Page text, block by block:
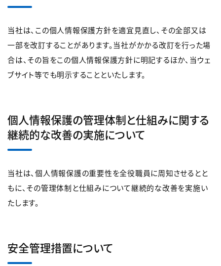
当社は、この個人情報保護方針を適宜見直し、その全部又は
一部を改訂することがあります。当社がかかる改訂を行った場
合は、その旨をこの個人情報保護方針に明記するほか、当ウェ
ブサイト等でも明示することといたします。
個人情報保護の管理体制と仕組みに関する
継続的な改善の実施について
当社は、個人情報保護の重要性を全役職員に周知させるとと
もに、その管理体制と仕組みについて継続的な改善を実施い
たします。
安全管理措置について